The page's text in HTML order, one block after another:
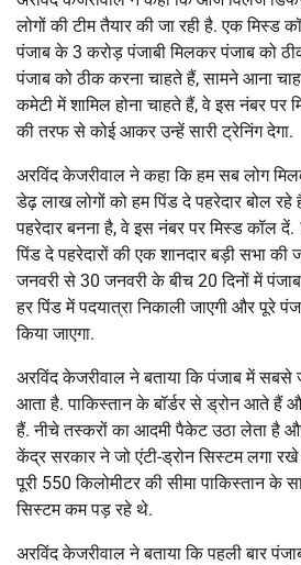
लोगों की टीम तैयार की जा रही है. एक मिस्ड
पंजाब के 3 करोड़ पंजाबी मिलकर पंजाब को
पंजाब को ठीक करना चाहते हैं, सामने आना
कमेटी में शामिल होना चाहते हैं, वे इस नंबर पर
की तरफ से कोई आकर उन्हें सारी ट्रेनिंग देगा.
अरविंद केजरीवाल ने कहा कि हम सब लोग
डेढ़ लाख लोगों को हम पिंड दे पहरेदार बोल रहे
पहरेदार बनना है, वे इस नंबर पर मिस्ड कॉल
पिंड दे पहरेदारों की एक शानदार बड़ी सभा की
जनवरी से 30 जनवरी के बीच 20 दिनों में
हर पिंड में पदयात्रा निकाली जाएगी और पूरे
किया जाएगा.
अरविंद केजरीवाल ने बताया कि पंजाब में सबसे
आता है. पाकिस्तान के बॉर्डर से ड्रोन आते
हैं. नीचे तस्करों का आदमी पैकेट उठा लेता है
केंद्र सरकार ने जो एंटी-ड्रोन सिस्टम लगा रखे
पूरी 550 किलोमीटर की सीमा पाकिस्तान के
सिस्टम कम पड़ रहे थे.
अरविंद केजरीवाल ने बताया कि पहली बार